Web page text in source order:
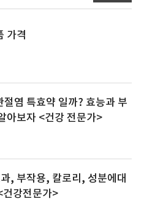
가격
절염 특효약 일까? 효능과 부
아보자 <건강 전문가>
, 부작용, 칼로리, 성분에대
건강전문가>